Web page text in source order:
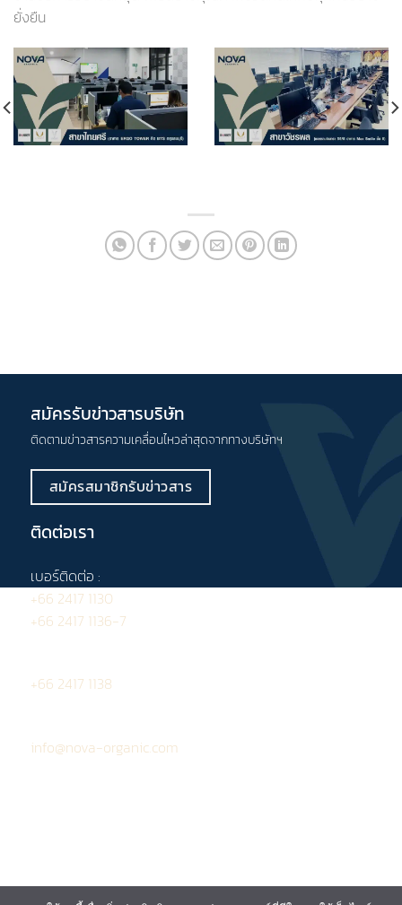
ยั่งยืน
สมัครรับข่าวสารบริษัท
ติดตามข่าวสารความเคลื่อนไหวล่าสุดจากทางบริษัทฯ
สมัครสมาชิกรับข่าวสาร
ติดต่อเรา
เบอร์ติดต่อ :
+66 2417 1130
+66 2417 1136-7
+66 2417 1138
info@nova-organic.com
นโยบายการใช้งานคุกกี้